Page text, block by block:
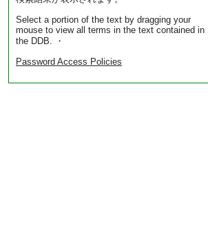
Select a portion of the text by dragging your
mouse to view all terms in the text contained in
the DDB. ・
Password Access Policies